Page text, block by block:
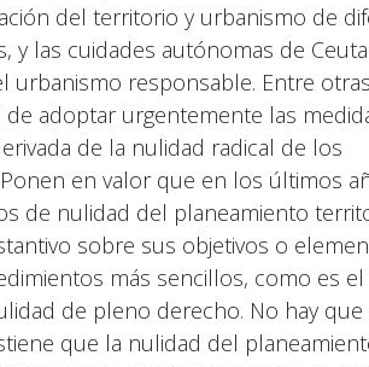
del territorio y urbanismo de
las cuidades autónomas de
urbanismo responsable. Entre otras
adoptar urgentemente las
de la nulidad radical de los
en valor que en los últimos
de nulidad del planeamiento
sobre sus objetivos o
más sencillos, como es el
de pleno derecho. No hay
que la nulidad del